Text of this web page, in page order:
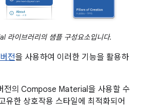
라이브러리의 샘플 구성요소입니다.
전을 사용하여 이러한 기능을 활용하
전의 Compose Material을 사용할 수
유한 상호작용 스타일에 최적화되어